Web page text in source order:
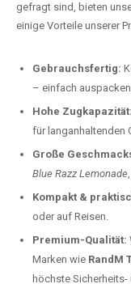
gefragt sind, bieten
einige Vorteile unserer
Gebrauchsfertig:
– einfach
Hohe Zugkapazität:
für langanhaltenden
Große
Blue Razz Lemonade,
Kompakt &
oder auf Reisen.
Premium-Qualität:
Marken wie RandM
höchste